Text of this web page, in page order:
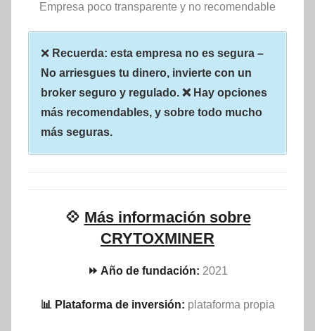
Empresa poco transparente y no recomendable
❌ Recuerda: esta empresa no es segura –
No arriesgues tu dinero, invierte con un
broker seguro y regulado. ❌ Hay opciones
más recomendables, y sobre todo mucho
más seguras.
💠 Más información sobre
CRYTOXMINER
⏩ Año de fundación: 2021
📊 Plataforma de inversión: plataforma propia